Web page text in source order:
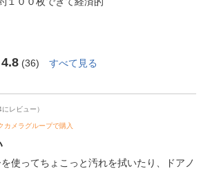
4.8 (36) すべて見る
レビュー）
カメラグループで購入
使ってちょこっと汚れを拭いたり、ドアノ